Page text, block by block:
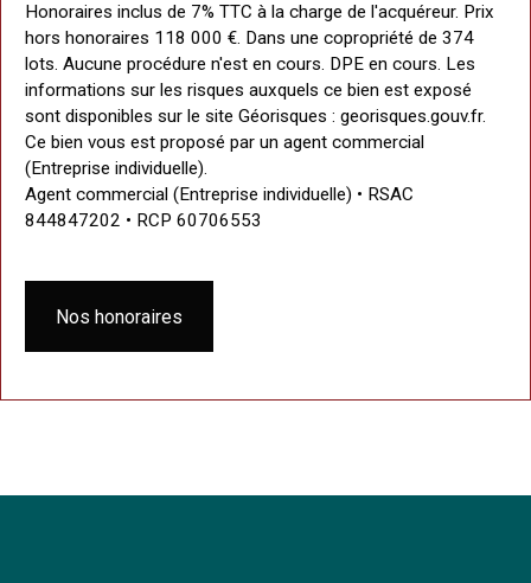
Honoraires inclus de 7% TTC à la charge de l'acquéreur. Prix
hors honoraires 118 000 €. Dans une copropriété de 374
lots. Aucune procédure n'est en cours. DPE en cours. Les
informations sur les risques auxquels ce bien est exposé
sont disponibles sur le site Géorisques : georisques.gouv.fr.
Ce bien vous est proposé par un agent commercial
(Entreprise individuelle).
Agent commercial (Entreprise individuelle) • RSAC
844847202 • RCP 60706553
Nos honoraires